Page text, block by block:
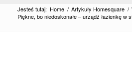
Jesteś tutaj: Home / Artykuły Homesquare /
Piękne, bo niedoskonałe – urządź łazienkę w